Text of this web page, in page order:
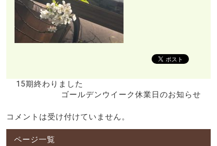
15期終わりました
ゴールデンウイーク休業日のお知らせ
コメントは受け付けていません。